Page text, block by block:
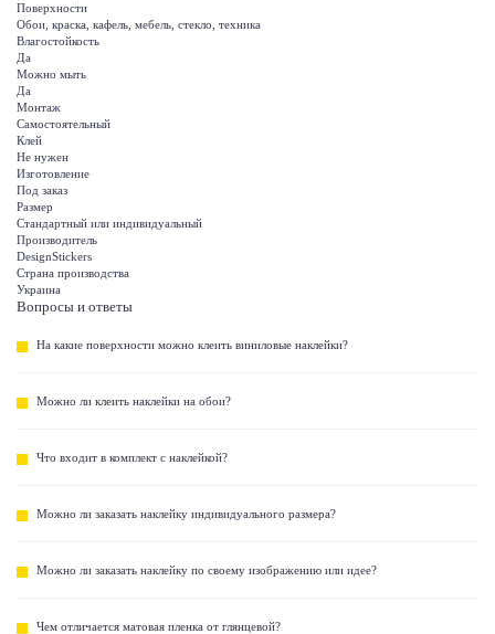
Поверхности
Обои, краска, кафель, мебель, стекло, техника
Влагостойкость
Да
Можно мыть
Да
Монтаж
Самостоятельный
Клей
Не нужен
Изготовление
Под заказ
Размер
Стандартный или индивидуальный
Производитель
DesignStickers
Страна производства
Украина
Вопросы и ответы
На какие поверхности можно клеить виниловые наклейки?
Можно ли клеить наклейки на обои?
Что входит в комплект с наклейкой?
Можно ли заказать наклейку индивидуального размера?
Можно ли заказать наклейку по своему изображению или идее?
Чем отличается матовая пленка от глянцевой?